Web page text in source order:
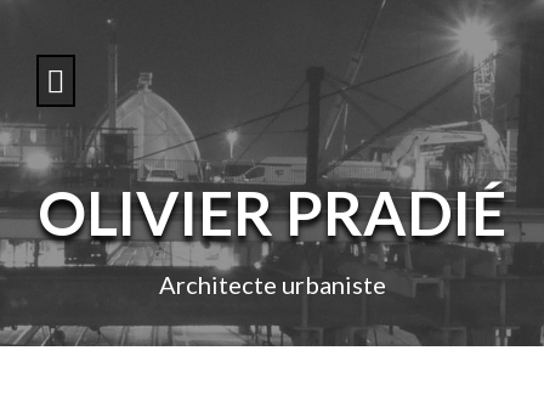
o
c
n
e
OLIVIER PRADIÉ
Architecte urbaniste